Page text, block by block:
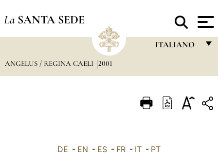
La SANTA SEDE
ITALIANO
ITALIANO
ANGELUS / REGINA CAELI 2001
DE - EN - ES - FR - IT - PT